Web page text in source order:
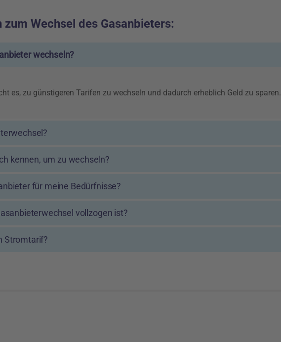
Wechsel des Gasanbieters:
wechseln?
es, zu günstigeren Tarifen zu wechseln und dadurch erheblich Geld zu sparen.
kennen, um zu wechseln?
für meine Bedürfnisse?
vollzogen ist?
Stromtarif?